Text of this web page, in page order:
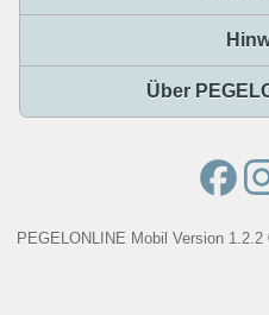
Über
PEGELONLINE Mobil Version